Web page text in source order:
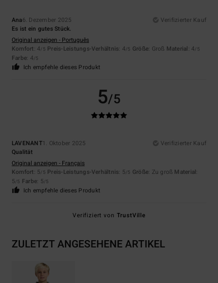
Ana6. Dezember 2025
Verifizierter Kauf
Es ist ein gutes Stück.
Original anzeigen - Português
Komfort: 4/5 Preis-Leistungs-Verhältnis: 4/5 Größe: Groß Material: 4/5
Farbe: 4/5
Ich empfehle dieses Produkt
5/5
LAVENANT1. Oktober 2025
Verifizierter Kauf
Qualität
Original anzeigen - Français
Komfort: 5/5 Preis-Leistungs-Verhältnis: 5/5 Größe: Zu groß Material:
5/5 Farbe: 5/5
Ich empfehle dieses Produkt
Verifiziert von TrustVille
ZULETZT ANGESEHENE ARTIKEL